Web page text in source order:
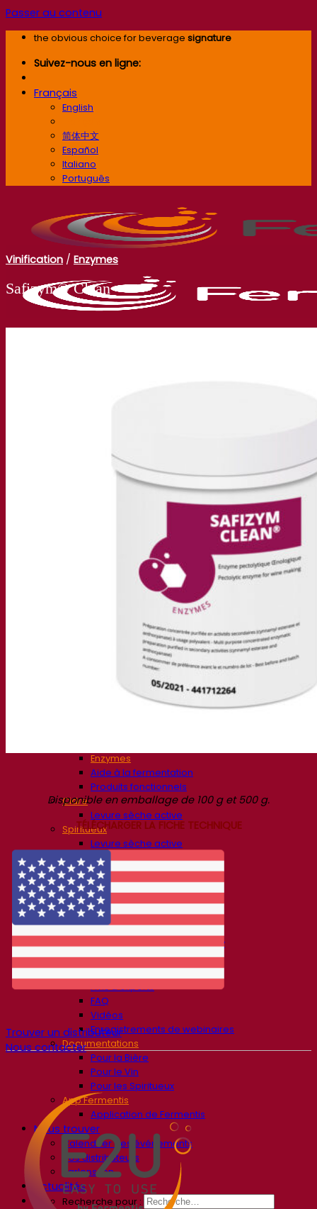
Passer au contenu
the obvious choice for beverage signature
Suivez-nous en ligne:
Français
English
简体中文
Español
Italiano
Português
Recherche et développement
Superior Yeast par Fermentis
Caractérisation produits
Développement de produits
Fermentis Academy™
Fabrication à façon
Dégustations de boissons
Solutions de fermentation
Bière et brasserie
Levure sèche active
Aides à la fermentation
Produits fonctionnels
Enzymes
Aide à la fermentation
Produits fonctionnels
Cidre
Levure sèche active
Spiritueux
Levure sèche active
Autres boissons
Alcool base neutre
Kvas
Sorgho
Café
Fermentis Academy
A propos de la Fermentis Academy
Ressources
Centre de connaissances
Avis d’experts
FAQ
Vidéos
Enregistrements de webinaires
Documentations
Pour la Bière
Pour le Vin
Pour les Spiritueux
App Fermentis
Application de Fermentis
Nous trouver
Calendrier des événements
Nos distributeurs
Parlons-en
Actualités
Recherche pour :
Vinification / Enzymes
Safizym® Clean
Disponible en emballage de 100 g et 500 g.
TÉLÉCHARGER LA FICHE TECHNIQUE
Trouver un distributeur
Nous contacter